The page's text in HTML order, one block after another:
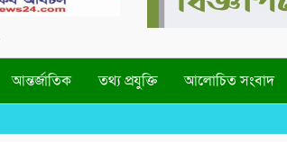
আন্তর্জাতিক তথ্য প্রযুক্তি আলোচিত সংবাদ